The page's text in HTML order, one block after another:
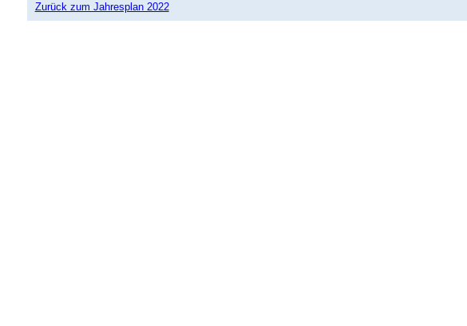
Zurück zum Jahresplan 2022